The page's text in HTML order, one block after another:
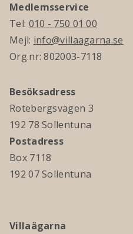
Medlemsservice
Tel: 010 - 750 01 00
Mejl: info@villaagarna.se
Org.nr: 802003-7118
Besöksadress
Rotebergsvägen 3
192 78 Sollentuna
Postadress
Box 7118
192 07 Sollentuna
Villaägarna